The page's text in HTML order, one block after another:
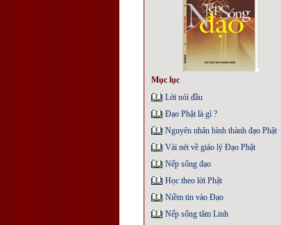
Mục lục
Lời nói đầu
Đạo Phật là gì ?
Nguyên nhân hình thành đạo Phật
Vài nét về giáo lý Đạo Phật
Nếp sống đạo
Học theo lời Phật
Niềm tin vào Đạo
Nếp sống tâm Linh